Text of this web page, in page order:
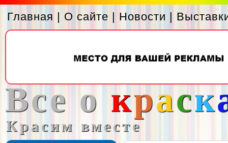
Главная | О сайте | Новости |
Все о краск
Красим вместе